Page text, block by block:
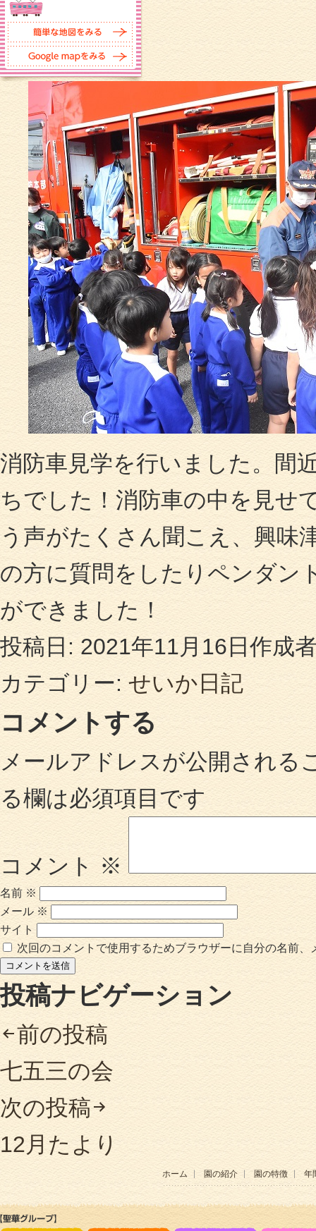
消防車見学を行いました。間
ちでした！消防車の中を見せ
う声がたくさん聞こえ、興味
の方に質問をしたりペンダン
ができました！
投稿日: 2021年11月16日 作成
カテゴリー: せいか日記
コメントする
メールアドレスが公開される
る欄は必須項目です
コメント ※
名前 ※
メール ※
サイト
次回のコメントで使用するためブラウザーに自分の名前
投稿ナビゲーション
前の投稿
七五三の会
次の投稿
12月たより
ホーム 園の紹介 園の特徴 年